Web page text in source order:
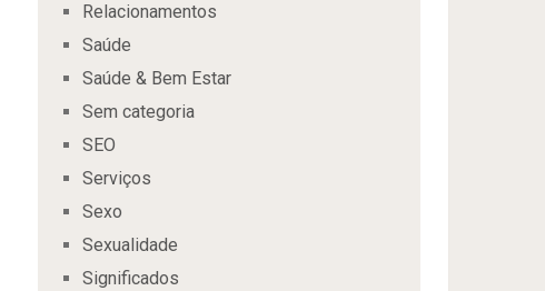
Relacionamentos
Saúde
Saúde & Bem Estar
Sem categoria
SEO
Serviços
Sexo
Sexualidade
Significados